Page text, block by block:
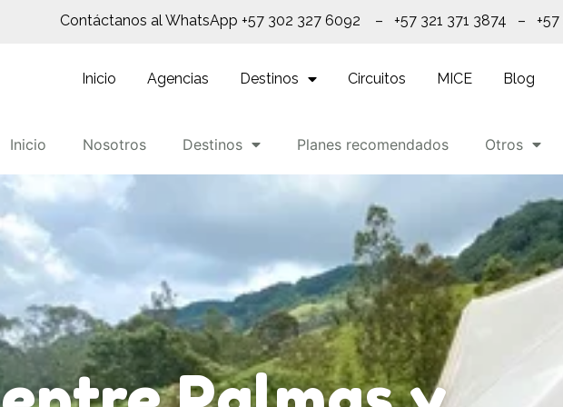
Contáctanos al WhatsApp +57 302 327 6092 – +57 321 371 3874 –
Inicio Agencias Destinos Circuitos MICE Blog
Inicio Nosotros Destinos Planes recomendados Otros